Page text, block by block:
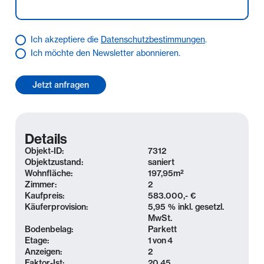
Ich akzeptiere die Datenschutzbestimmungen.
Ich möchte den Newsletter abonnieren.
Details
Objekt-ID:
7312
Objektzustand:
saniert
Wohnfläche:
197,95m²
Zimmer:
2
Kaufpreis:
583.000,- €
Käuferprovision:
5,95 % inkl. gesetzl.
MwSt.
Bodenbelag:
Parkett
Etage:
1von4
Anzeigen:
2